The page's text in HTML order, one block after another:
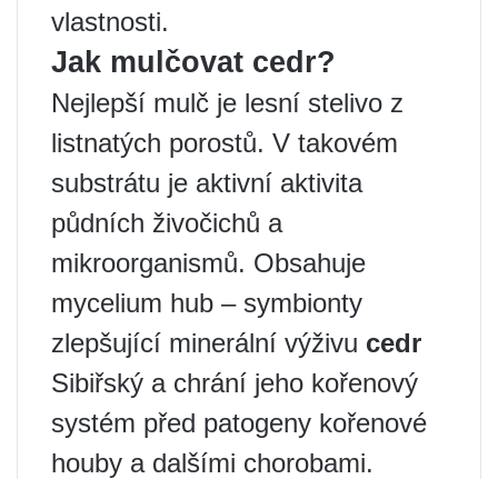
vlastnosti.
Jak mulčovat cedr?
Nejlepší mulč je lesní stelivo z
listnatých porostů. V takovém
substrátu je aktivní aktivita
půdních živočichů a
mikroorganismů. Obsahuje
mycelium hub – symbionty
zlepšující minerální výživu cedr
Sibiřský a chrání jeho kořenový
systém před patogeny kořenové
houby a dalšími chorobami.